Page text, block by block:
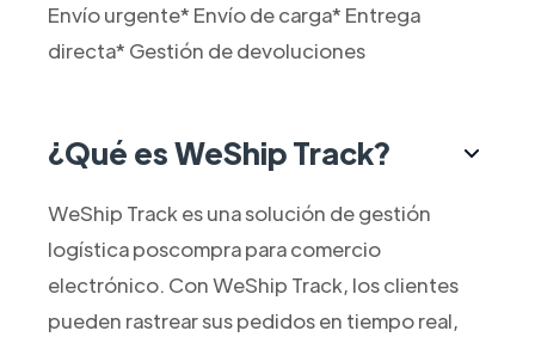
Envío urgente* Envío de carga* Entrega
directa* Gestión de devoluciones
¿Qué es WeShip Track?
WeShip Track es una solución de gestión
logística poscompra para comercio
electrónico. Con WeShip Track, los clientes
pueden rastrear sus pedidos en tiempo real,